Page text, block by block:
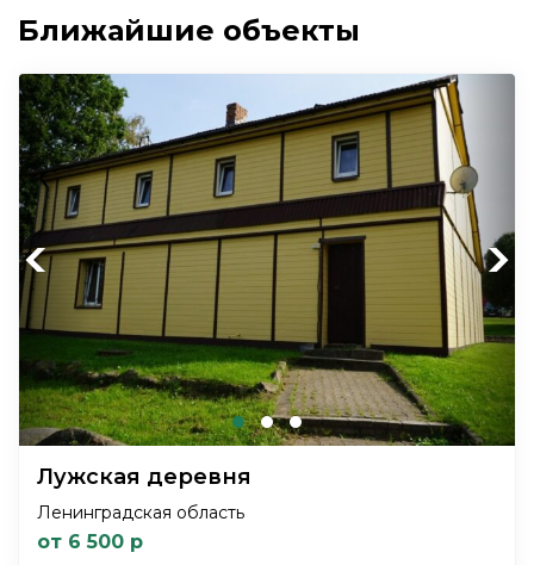
Ближайшие объекты
Previous Next
Лужская деревня
Ленинградская область
от 6 500 р